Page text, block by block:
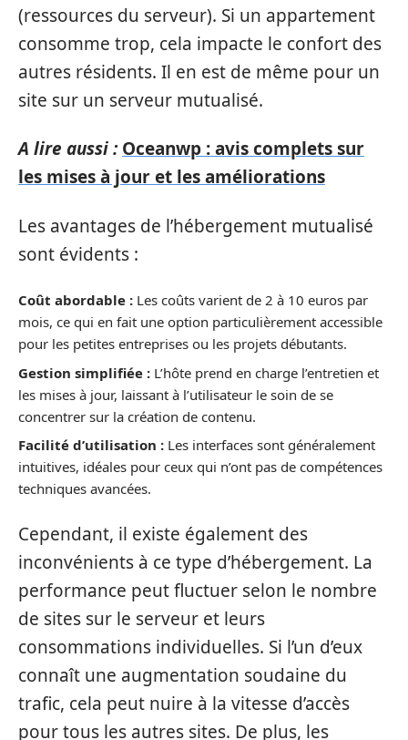
(ressources du serveur). Si un appartement
consomme trop, cela impacte le confort des
autres résidents. Il en est de même pour un
site sur un serveur mutualisé.
A lire aussi : Oceanwp : avis complets sur
les mises à jour et les améliorations
Les avantages de l’hébergement mutualisé
sont évidents :
Coût abordable : Les coûts varient de 2 à 10 euros par
mois, ce qui en fait une option particulièrement accessible
pour les petites entreprises ou les projets débutants.
Gestion simplifiée : L’hôte prend en charge l’entretien et
les mises à jour, laissant à l’utilisateur le soin de se
concentrer sur la création de contenu.
Facilité d’utilisation : Les interfaces sont généralement
intuitives, idéales pour ceux qui n’ont pas de compétences
techniques avancées.
Cependant, il existe également des
inconvénients à ce type d’hébergement. La
performance peut fluctuer selon le nombre
de sites sur le serveur et leurs
consommations individuelles. Si l’un d’eux
connaît une augmentation soudaine du
trafic, cela peut nuire à la vitesse d’accès
pour tous les autres sites. De plus, les